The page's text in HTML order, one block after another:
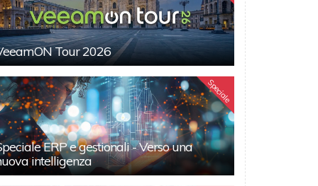
Tour 2026
Speciale
ERP e gestionali - Verso una
intelligenza